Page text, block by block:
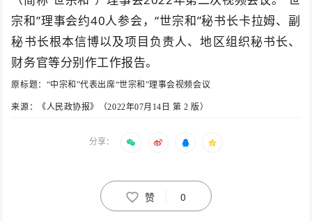
宗和”理事会约40人参会，“世宗和”秘书长卡拉姆、副
秘书长根本信博以及项目负责人、地区组织秘书长、
财务官等分别作工作报告。
原标题：“中宗和”代表出席“世宗和”理事会视频会议
来源：《人民政协报》（2022年07月14日 第 2 版）
分享：
赞 0